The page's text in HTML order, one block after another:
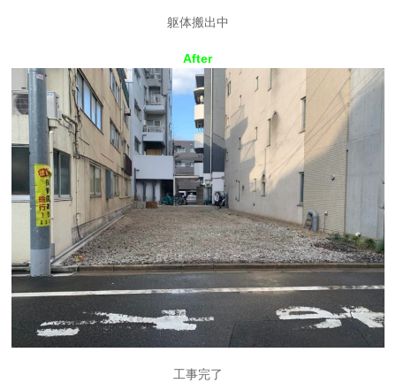
躯体搬出中
After
工事完了